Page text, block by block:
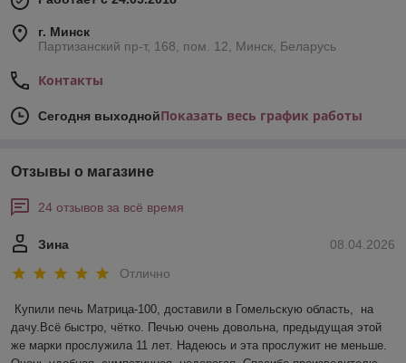
г. Минск
Партизанский пр-т, 168, пом. 12, Минск, Беларусь
Контакты
Сегодня выходнойПоказать весь график работы
Отзывы о магазине
24 отзывов за всё время
08.04.2026
Зина
Отлично
Купили печь Матрица-100, доставили в Гомельскую область,  на
дачу.Всё быстро, чётко. Печью очень довольна, предыдущая этой
же марки прослужила 11 лет. Надеюсь и эта прослужит не меньше.